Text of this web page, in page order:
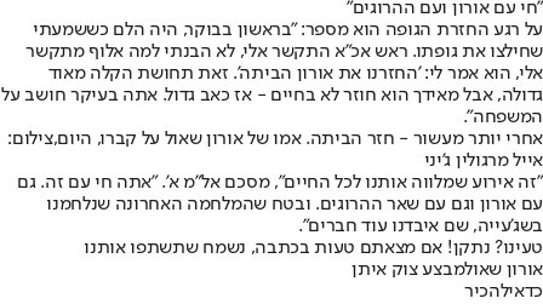
"חי עם אורון ועם ההרוגים"
על רגע החזרת הגופה הוא מספר: "בראשון בבוקר, היה הלם כששמעתי
שחילצו את גופתו. ראש אכ"א התקשר אלי, לא הבנתי למה אלוף מתקשר
אלי, הוא אמר לי: 'החזרנו את אורון הביתה'. זאת תחושת הקלה מאוד
גדולה, אבל מאידך הוא חוזר לא בחיים - אז כאב גדול. אתה בעיקר חושב על
המשפחה".
אחרי יותר מעשור - חזר הביתה. אמו של אורון שאול על קברו, היום,צילום:
אייל מרגולין ג'יני
"זה אירוע שמלווה אותנו לכל החיים", מסכם אל"מ א'. "אתה חי עם זה. גם
עם אורון וגם עם שאר ההרוגים. ובטח שהמלחמה האחרונה שנלחמנו
בשג'עייה, שם איבדנו עוד חברים".
טעינו? נתקן! אם מצאתם טעות בכתבה, נשמח שתשתפו אותנו
אורון שאולמבצע צוק איתן
כדאילהכיר